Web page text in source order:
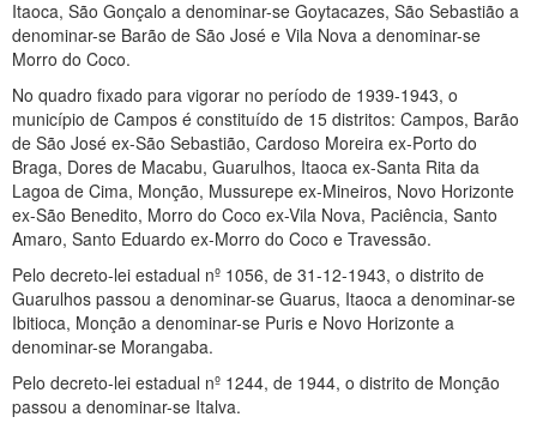
Itaoca, São Gonçalo a denominar-se Goytacazes, São Sebastião a
denominar-se Barão de São José e Vila Nova a denominar-se
Morro do Coco.
No quadro fixado para vigorar no período de 1939-1943, o
município de Campos é constituído de 15 distritos: Campos, Barão
de São José ex-São Sebastião, Cardoso Moreira ex-Porto do
Braga, Dores de Macabu, Guarulhos, Itaoca ex-Santa Rita da
Lagoa de Cima, Monção, Mussurepe ex-Mineiros, Novo Horizonte
ex-São Benedito, Morro do Coco ex-Vila Nova, Paciência, Santo
Amaro, Santo Eduardo ex-Morro do Coco e Travessão.
Pelo decreto-lei estadual nº 1056, de 31-12-1943, o distrito de
Guarulhos passou a denominar-se Guarus, Itaoca a denominar-se
Ibitioca, Monção a denominar-se Puris e Novo Horizonte a
denominar-se Morangaba.
Pelo decreto-lei estadual nº 1244, de 1944, o distrito de Monção
passou a denominar-se Italva.